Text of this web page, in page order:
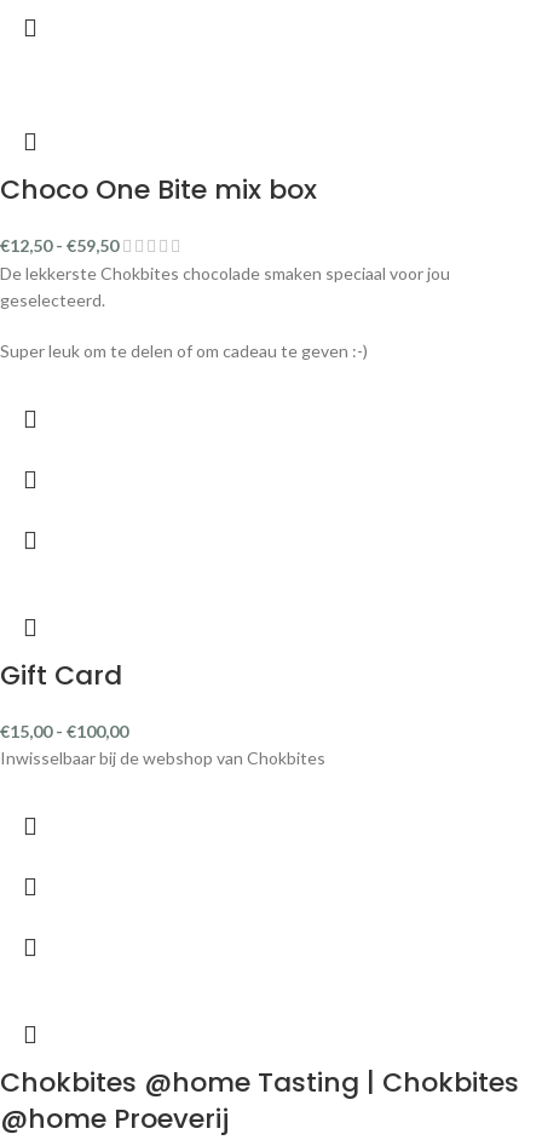
Choco One Bite mix box
€12,50 - €59,50
De lekkerste Chokbites chocolade smaken speciaal voor jou
geselecteerd.
Super leuk om te delen of om cadeau te geven :-)
Gift Card
€15,00 - €100,00
Inwisselbaar bij de webshop van Chokbites
Chokbites @home Tasting | Chokbites
@home Proeverij